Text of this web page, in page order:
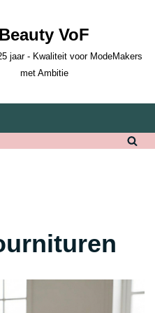
Beauty VoF
jaar - Kwaliteit voor ModeMakers
met Ambitie